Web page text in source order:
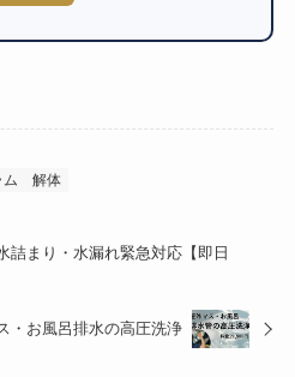
ム 解体
詰まり・水漏れ緊急対応【即日
・お風呂排水の高圧洗浄